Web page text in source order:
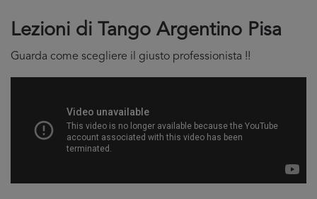
Lezioni di Tango Argentino Pisa
Guarda come scegliere il giusto professionista !!